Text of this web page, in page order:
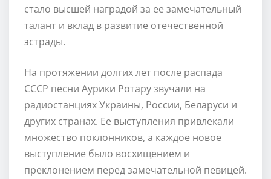
стало высшей наградой за ее замечательный
талант и вклад в развитие отечественной
эстрады.
На протяжении долгих лет после распада
СССР песни Аурики Ротару звучали на
радиостанциях Украины, России, Беларуси и
других странах. Ее выступления привлекали
множество поклонников, а каждое новое
выступление было восхищением и
преклонением перед замечательной певицей.